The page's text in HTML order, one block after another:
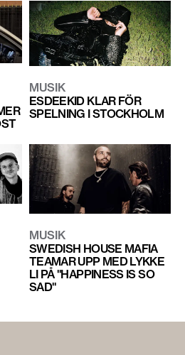
MUSIK
ESDEEKID KLAR FÖR
SPELNING I STOCKHOLM
MUSIK
SWEDISH HOUSE MAFIA
TEAMAR UPP MED LYKKE
LI PÅ "HAPPINESS IS SO
SAD"